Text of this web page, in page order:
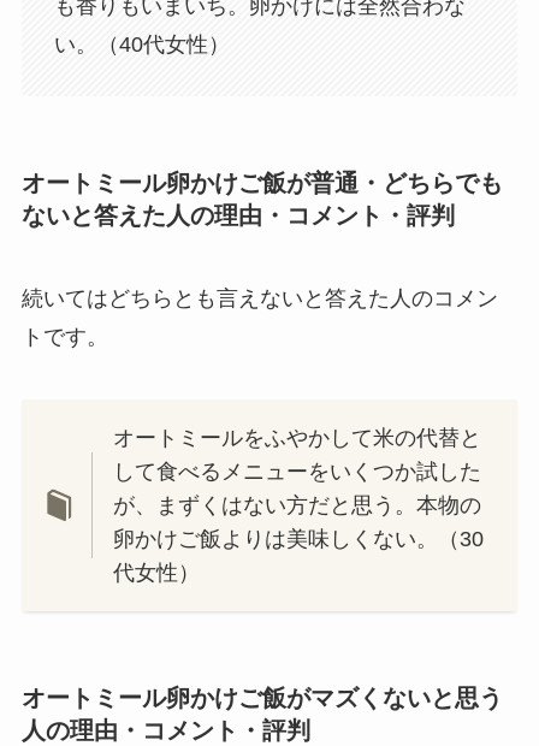
も香りもいまいち。卵かけには全然合わな
い。（40代女性）
オートミール卵かけご飯が普通・どちらでも
ないと答えた人の理由・コメント・評判
続いてはどちらとも言えないと答えた人のコメン
トです。
オートミールをふやかして米の代替と
して食べるメニューをいくつか試した
が、まずくはない方だと思う。本物の
卵かけご飯よりは美味しくない。（30
代女性）
オートミール卵かけご飯がマズくないと思う
人の理由・コメント・評判